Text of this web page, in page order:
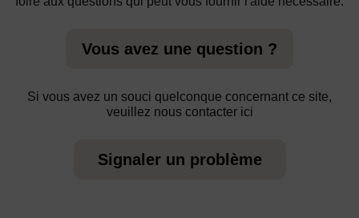
Vous avez une question ?
Si vous avez un souci quelconque concernant ce site,
veuillez nous contacter ici
Signaler un problème